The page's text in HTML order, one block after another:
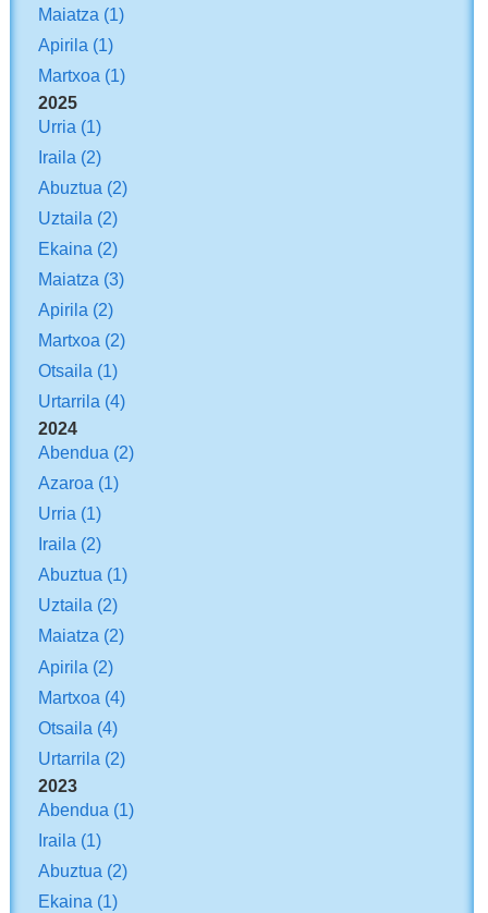
Maiatza (1)
Apirila (1)
Martxoa (1)
2025
Urria (1)
Iraila (2)
Abuztua (2)
Uztaila (2)
Ekaina (2)
Maiatza (3)
Apirila (2)
Martxoa (2)
Otsaila (1)
Urtarrila (4)
2024
Abendua (2)
Azaroa (1)
Urria (1)
Iraila (2)
Abuztua (1)
Uztaila (2)
Maiatza (2)
Apirila (2)
Martxoa (4)
Otsaila (4)
Urtarrila (2)
2023
Abendua (1)
Iraila (1)
Abuztua (2)
Ekaina (1)